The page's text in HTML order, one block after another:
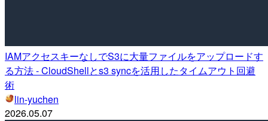
IAMアクセスキーなしでS3に大量ファイルをアップロードす
る方法 - CloudShellとs3 syncを活用したタイムアウト回避
術
lin-yuchen
2026.05.07